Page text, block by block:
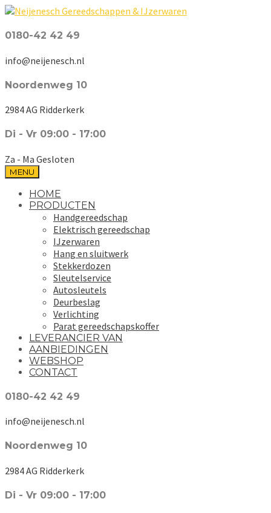
0180-42 42 49
info@neijenesch.nl
Noordenweg 10
2984 AG Ridderkerk
Di - Vr 09:00 - 17:00
Za - Ma Gesloten
MENU
HOME
PRODUCTEN
Handgereedschap
Elektrisch gereedschap
IJzerwaren
Hang en sluitwerk
Stekkerdozen
Sleutelservice
Autosleutels
Deurbeslag
Verlichting
Parat gereedschapskoffer
LEVERANCIER VAN
AANBIEDINGEN
WEBSHOP
CONTACT
0180-42 42 49
info@neijenesch.nl
Noordenweg 10
2984 AG Ridderkerk
Di - Vr 09:00 - 17:00